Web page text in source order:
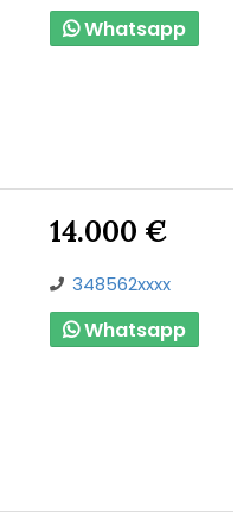
Whatsapp
14.000 €
348562xxxx
Whatsapp